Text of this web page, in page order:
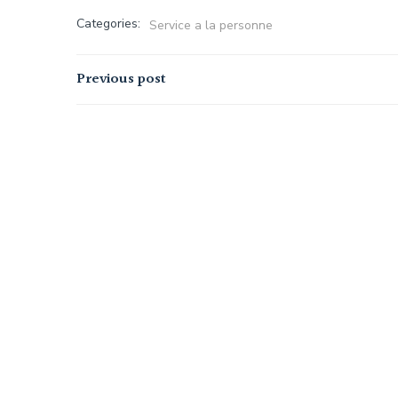
Categories: Service a la personne
Navigation
Previous post